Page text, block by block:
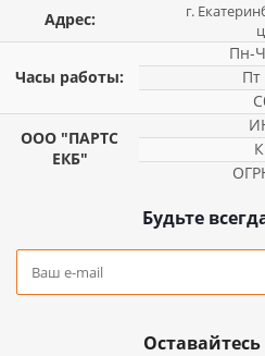
Адрес:
г.
Часы работы:
Пн-
Пт
ООО "ПАРТС
ЕКБ"
Будьте